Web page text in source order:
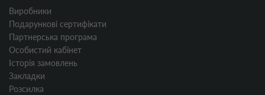
Виробники
Подарункові сертифікати
Партнерська програма
Особистий кабінет
Історія замовлень
Закладки
Розсилка